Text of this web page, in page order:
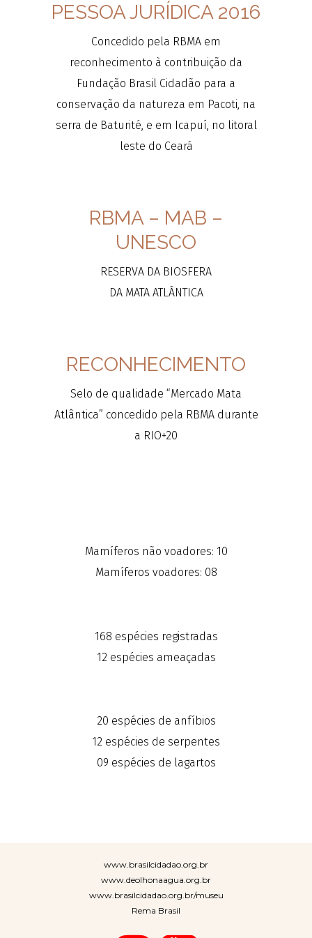
PESSOA JURÍDICA 2016
Concedido pela RBMA em
reconhecimento à contribuição da
Fundação Brasil Cidadão para a
conservação da natureza em Pacoti, na
serra de Baturité, e em Icapuí, no litoral
leste do Ceará
RBMA – MAB –
UNESCO
RESERVA DA BIOSFERA
DA MATA ATLÂNTICA
RECONHECIMENTO
Selo de qualidade “Mercado Mata
Atlântica” concedido pela RBMA durante
a RIO+20
Mamíferos não voadores: 10
Mamíferos voadores: 08
168 espécies registradas
12 espécies ameaçadas
20 espécies de anfíbios
12 espécies de serpentes
09 espécies de lagartos
www.brasilcidadao.org.br
www.deolhonaagua.org.br
www.brasilcidadao.org.br/museu
Rema Brasil